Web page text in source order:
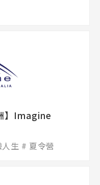
】Imagine
生 夏令營